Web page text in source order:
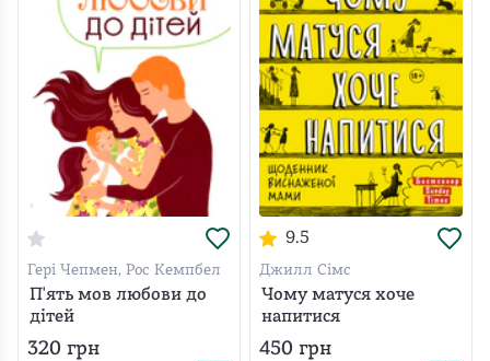
Гері Чепмен, Рос Кемпбел
П'ять мов любови до
дітей
320 грн
9.5
Джилл Сімс
Чому матуся хоче
напитися
450 грн